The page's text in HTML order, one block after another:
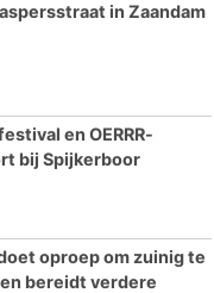
in Zaandam
en OERRR-
bij Spijkerboor
oproep om zuinig te
bereidt verdere